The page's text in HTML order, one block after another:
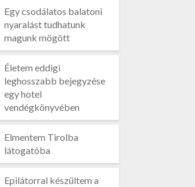
Egy csodálatos balatoni
nyaralást tudhatunk
magunk mögött
Életem eddigi
leghosszabb bejegyzése
egy hotel
vendégkönyvében
Elmentem Tirolba
látogatóba
Epilátorral készültem a